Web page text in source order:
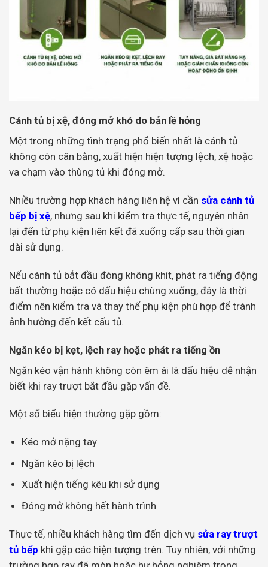
Cánh tủ bị xệ, đóng mở khó do bản lề hỏng
Một trong những tình trạng phổ biến nhất là cánh tủ
không còn cân bằng, xuất hiện hiện tượng lệch, xệ hoặc
va chạm vào thùng tủ khi đóng mở.
Nhiều trường hợp khách hàng liên hệ vì cần sửa cánh tủ
bếp bị xệ, nhưng sau khi kiểm tra thực tế, nguyên nhân
lại đến từ phụ kiện liên kết đã xuống cấp sau thời gian
dài sử dụng.
Nếu cánh tủ bắt đầu đóng không khít, phát ra tiếng động
bất thường hoặc có dấu hiệu chùng xuống, đây là thời
điểm nên kiểm tra và thay thế phụ kiện phù hợp để tránh
ảnh hưởng đến kết cấu tủ.
Ngăn kéo bị kẹt, lệch ray hoặc phát ra tiếng ồn
Ngăn kéo vận hành không còn êm ái là dấu hiệu dễ nhận
biết khi ray trượt bắt đầu gặp vấn đề.
Một số biểu hiện thường gặp gồm:
Kéo mở nặng tay
Ngăn kéo bị lệch
Xuất hiện tiếng kêu khi sử dụng
Đóng mở không hết hành trình
Thực tế, nhiều khách hàng tìm đến dịch vụ sửa ray trượt
tủ bếp khi gặp các hiện tượng trên. Tuy nhiên, với những